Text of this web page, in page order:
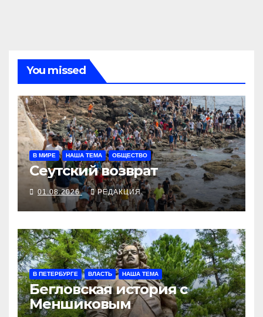
You missed
В МИРЕ НАША ТЕМА ОБЩЕСТВО
Сеутский возврат
01.08.2026 РЕДАКЦИЯ
В ПЕТЕРБУРГЕ ВЛАСТЬ НАША ТЕМА
Бегловская история с
Меншиковым